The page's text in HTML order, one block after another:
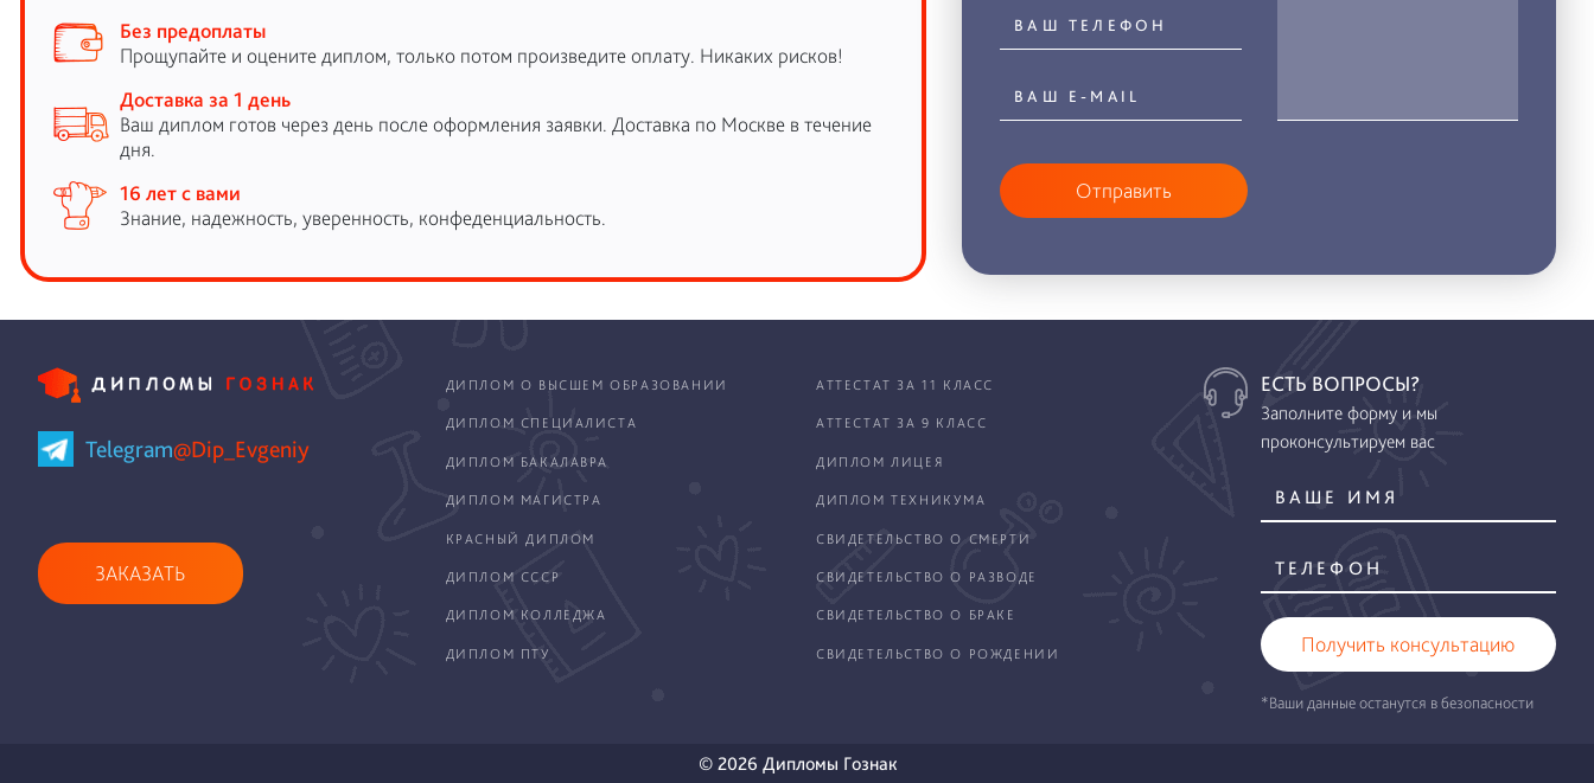
Без предоплаты
Прощупайте и оцените диплом, только потом произведите оплату. Никаких рисков!
Доставка за 1 день
Ваш диплом готов через день после оформления заявки. Доставка по Москве в течение
дня.
16 лет с вами
Знание, надежность, уверенность, конфеденциальность.
Отправить
Telegram@Dip_Evgeniy
ЗАКАЗАТЬ
ДИПЛОМ О ВЫСШЕМ ОБРАЗОВАНИИ АТТЕСТАТ ЗА 11 КЛАСС
ДИПЛОМ СПЕЦИАЛИСТА АТТЕСТАТ ЗА 9 КЛАСС
ДИПЛОМ БАКАЛАВРА ДИПЛОМ ЛИЦЕЯ
ДИПЛОМ МАГИСТРА ДИПЛОМ ТЕХНИКУМА
КРАСНЫЙ ДИПЛОМ СВИДЕТЕЛЬСТВО О СМЕРТИ
ДИПЛОМ СССР СВИДЕТЕЛЬСТВО О РАЗВОДЕ
ДИПЛОМ КОЛЛЕДЖА СВИДЕТЕЛЬСТВО О БРАКЕ
ДИПЛОМ ПТУ СВИДЕТЕЛЬСТВО О РОЖДЕНИИ
ЕСТЬ ВОПРОСЫ?
Заполните форму и мы
проконсультируем вас
Получить консультацию
*Ваши данные останутся в безопасности
© 2026 Дипломы Гознак